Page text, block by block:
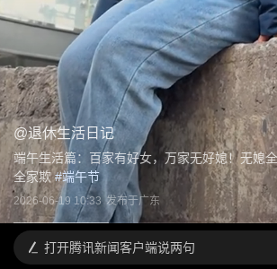
@退休生活日记
端午生活篇：百家有好女，万家无好媳！无媳
全家欺 #端午节
2026-06-19 10:33 发布于广东
打开腾讯新闻客户端说两句